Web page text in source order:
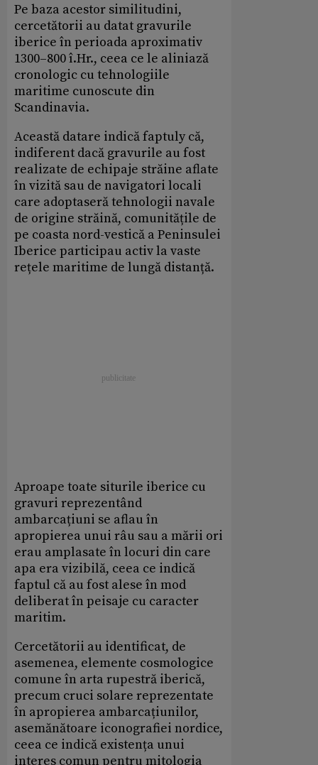
Pe baza acestor similitudini,
cercetătorii au datat gravurile
iberice în perioada aproximativ
1300–800 î.Hr., ceea ce le aliniază
cronologic cu tehnologiile
maritime cunoscute din
Scandinavia.
Această datare indică faptuly că,
indiferent dacă gravurile au fost
realizate de echipaje străine aflate
în vizită sau de navigatori locali
care adoptaseră tehnologii navale
de origine străină, comunitățile de
pe coasta nord-vestică a Peninsulei
Iberice participau activ la vaste
rețele maritime de lungă distanță.
Aproape toate siturile iberice cu
gravuri reprezentând
ambarcațiuni se aflau în
apropierea unui râu sau a mării ori
erau amplasate în locuri din care
apa era vizibilă, ceea ce indică
faptul că au fost alese în mod
deliberat în peisaje cu caracter
maritim.
Cercetătorii au identificat, de
asemenea, elemente cosmologice
comune în arta rupestră iberică,
precum cruci solare reprezentate
în apropierea ambarcațiunilor,
asemănătoare iconografiei nordice,
ceea ce indică existența unui
interes comun pentru mitologia